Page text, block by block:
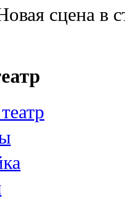
сцена в